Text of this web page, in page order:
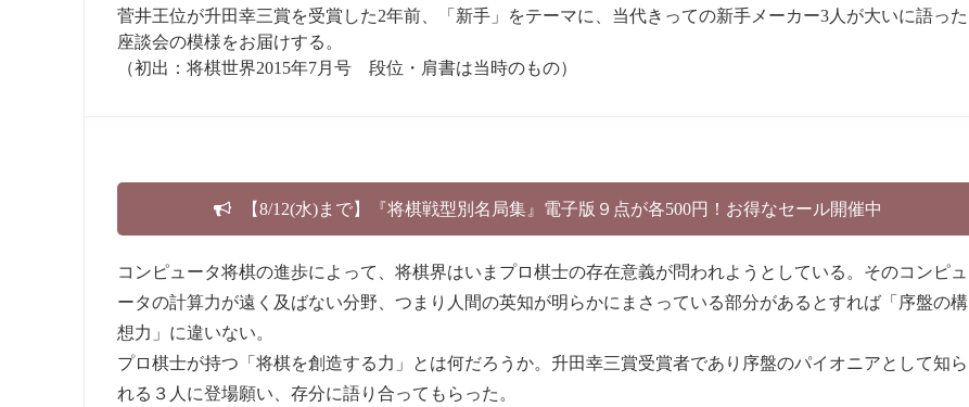
菅井王位が升田幸三賞を受賞した2年前、「新手」をテーマに、当代きっての新手メーカー3人が大いに語った
座談会の模様をお届けする。
（初出：将棋世界2015年7月号 段位・肩書は当時のもの）
【8/12(水)まで】『将棋戦型別名局集』電子版９点が各500円！お得なセール開催中
コンピュータ将棋の進歩によって、将棋界はいまプロ棋士の存在意義が問われようとしている。そのコンピュ
ータの計算力が遠く及ばない分野、つまり人間の英知が明らかにまさっている部分があるとすれば「序盤の構
想力」に違いない。
プロ棋士が持つ「将棋を創造する力」とは何だろうか。升田幸三賞受賞者であり序盤のパイオニアとして知ら
れる３人に登場願い、存分に語り合ってもらった。